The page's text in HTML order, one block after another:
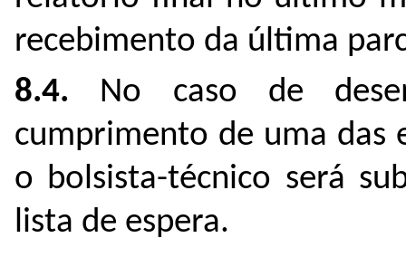
recebimento da última
8.4. No caso de
cumprimento de uma das
o bolsista-técnico será
lista de espera.